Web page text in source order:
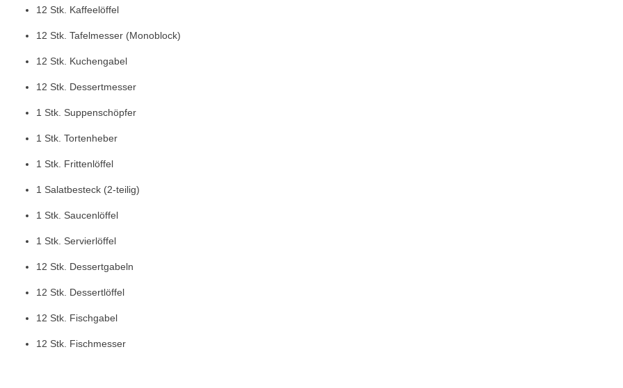
12 Stk. Kaffeelöffel
12 Stk. Tafelmesser (Monoblock)
12 Stk. Kuchengabel
12 Stk. Dessertmesser
1 Stk. Suppenschöpfer
1 Stk. Tortenheber
1 Stk. Frittenlöffel
1 Salatbesteck (2-teilig)
1 Stk. Saucenlöffel
1 Stk. Servierlöffel
12 Stk. Dessertgabeln
12 Stk. Dessertlöffel
12 Stk. Fischgabel
12 Stk. Fischmesser